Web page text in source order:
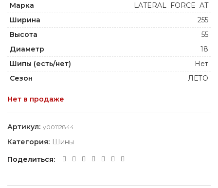
Марка
LATERAL_FORCE_AT
Ширина
255
Высота
55
Диаметр
18
Шипы (есть/нет)
Нет
Сезон
ЛЕТО
Нет в продаже
Артикул: y00112844
Категория: Шины
Поделиться